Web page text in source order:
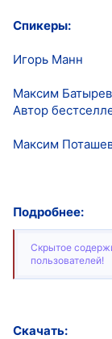
Спикеры:
Игорь Манн
Максим Батырев
Автор
Максим
Подробнее:
Скрытое
пользователей!
Скачать: